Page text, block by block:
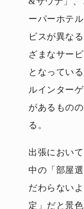
ーパーホテ
ビスが異な
ざまなサー
となってい
ルインター
があるもの
る。
出張におい
中の「部屋
だわらない
定」だと景